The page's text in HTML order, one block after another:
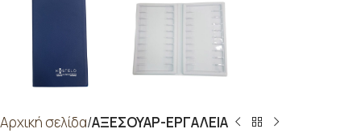
Αρχική σελίδα ΑΞΕΣΟΥΑΡ-ΕΡΓΑΛΕΙΑ